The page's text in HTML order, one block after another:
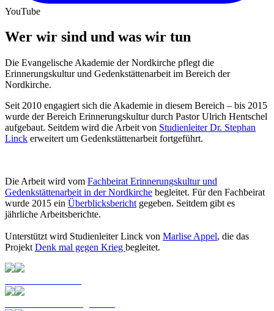
YouTube
Wer wir sind und was wir tun
Die Evangelische Akademie der Nordkirche pflegt die
Erinnerungskultur und Gedenkstättenarbeit im Bereich der
Nordkirche.
Seit 2010 engagiert sich die Akademie in diesem Bereich – bis 2015
wurde der Bereich Erinnerungskultur durch Pastor Ulrich Hentschel
aufgebaut. Seitdem wird die Arbeit von Studienleiter Dr. Stephan
Linck erweitert um Gedenkstättenarbeit fortgeführt.
Die Arbeit wird vom Fachbeirat Erinnerungskultur und
Gedenkstättenarbeit in der Nordkirche begleitet. Für den Fachbeirat
wurde 2015 ein Überblicksbericht gegeben. Seitdem gibt es
jährliche Arbeitsberichte.
Unterstützt wird Studienleiter Linck von Marlise Appel, die das
Projekt Denk mal gegen Krieg begleitet.